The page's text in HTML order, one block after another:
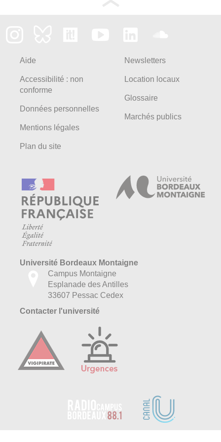
Aide
Accessibilité : non
conforme
Données personnelles
Mentions légales
Plan du site
Newsletters
Location locaux
Glossaire
Marchés publics
Université Bordeaux Montaigne
Campus Montaigne
Esplanade des Antilles
33607 Pessac Cedex
Contacter l'université